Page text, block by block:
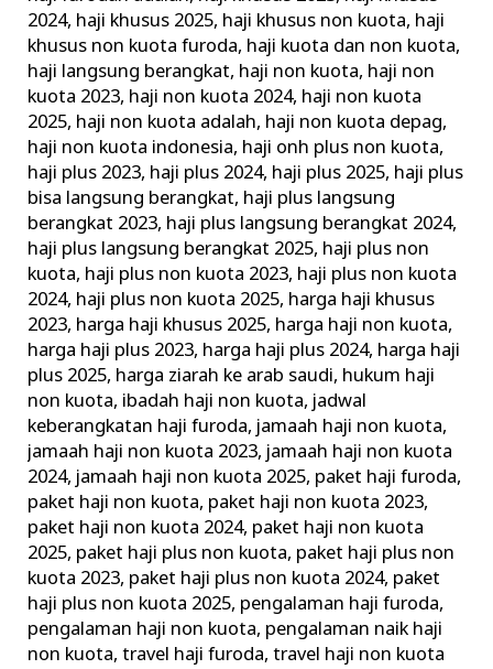
2024, haji khusus 2025, haji khusus non kuota, haji
khusus non kuota furoda, haji kuota dan non kuota,
haji langsung berangkat, haji non kuota, haji non
kuota 2023, haji non kuota 2024, haji non kuota
2025, haji non kuota adalah, haji non kuota depag,
haji non kuota indonesia, haji onh plus non kuota,
haji plus 2023, haji plus 2024, haji plus 2025, haji plus
bisa langsung berangkat, haji plus langsung
berangkat 2023, haji plus langsung berangkat 2024,
haji plus langsung berangkat 2025, haji plus non
kuota, haji plus non kuota 2023, haji plus non kuota
2024, haji plus non kuota 2025, harga haji khusus
2023, harga haji khusus 2025, harga haji non kuota,
harga haji plus 2023, harga haji plus 2024, harga haji
plus 2025, harga ziarah ke arab saudi, hukum haji
non kuota, ibadah haji non kuota, jadwal
keberangkatan haji furoda, jamaah haji non kuota,
jamaah haji non kuota 2023, jamaah haji non kuota
2024, jamaah haji non kuota 2025, paket haji furoda,
paket haji non kuota, paket haji non kuota 2023,
paket haji non kuota 2024, paket haji non kuota
2025, paket haji plus non kuota, paket haji plus non
kuota 2023, paket haji plus non kuota 2024, paket
haji plus non kuota 2025, pengalaman haji furoda,
pengalaman haji non kuota, pengalaman naik haji
non kuota,travel haji furoda,travel haji non kuota